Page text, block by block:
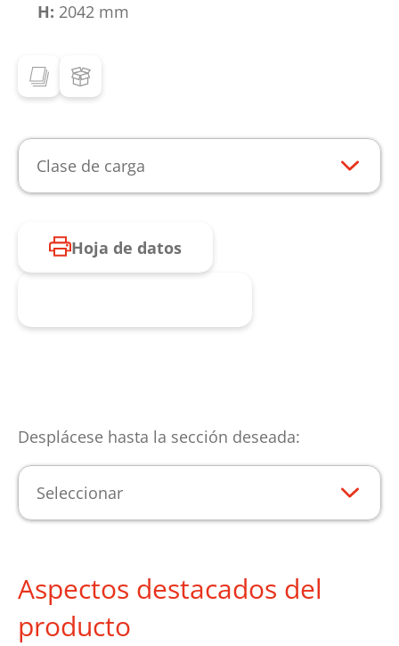
H: 2042 mm
Clase de carga
Hoja de datos
Desplácese hasta la sección deseada:
Seleccionar
Aspectos destacados del
producto